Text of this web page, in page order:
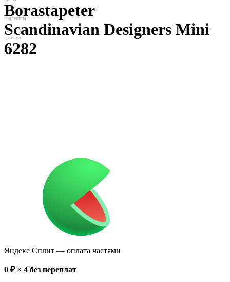
Borastapeter
Scandinavian Designers Mini
6282
Яндекс Сплит — оплата частями
0 ₽ × 4 без переплат